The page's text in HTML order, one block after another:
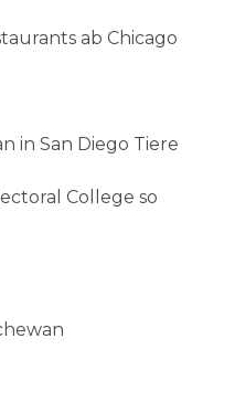
ab Chicago
in San Diego Tiere
College so